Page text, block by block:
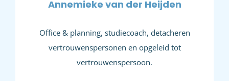
Annemieke van der Heijden
Office & planning, studiecoach, detacheren
vertrouwenspersonen en opgeleid tot
vertrouwenspersoon.